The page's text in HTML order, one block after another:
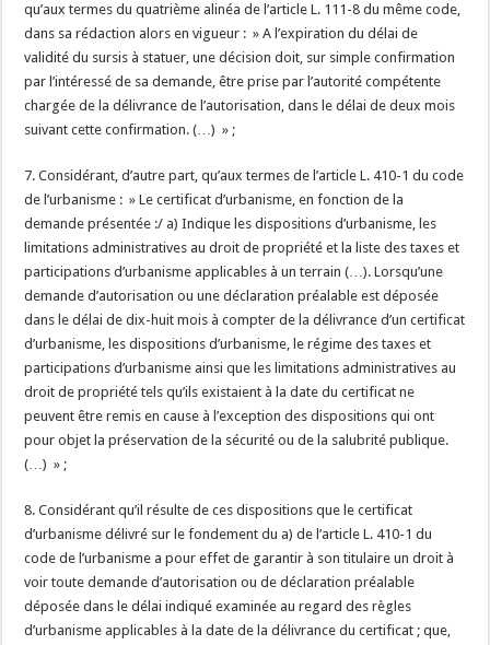
qu’aux termes du quatrième alinéa de l’article L. 111-8 du même code,
dans sa rédaction alors en vigueur : » A l’expiration du délai de
validité du sursis à statuer, une décision doit, sur simple confirmation
par l’intéressé de sa demande, être prise par l’autorité compétente
chargée de la délivrance de l’autorisation, dans le délai de deux mois
suivant cette confirmation. (…) » ;
7. Considérant, d’autre part, qu’aux termes de l’article L. 410-1 du code
de l’urbanisme : » Le certificat d’urbanisme, en fonction de la
demande présentée :/ a) Indique les dispositions d’urbanisme, les
limitations administratives au droit de propriété et la liste des taxes et
participations d’urbanisme applicables à un terrain (…). Lorsqu’une
demande d’autorisation ou une déclaration préalable est déposée
dans le délai de dix-huit mois à compter de la délivrance d’un certificat
d’urbanisme, les dispositions d’urbanisme, le régime des taxes et
participations d’urbanisme ainsi que les limitations administratives au
droit de propriété tels qu’ils existaient à la date du certificat ne
peuvent être remis en cause à l’exception des dispositions qui ont
pour objet la préservation de la sécurité ou de la salubrité publique.
(…) » ;
8. Considérant qu’il résulte de ces dispositions que le certificat
d’urbanisme délivré sur le fondement du a) de l’article L. 410-1 du
code de l’urbanisme a pour effet de garantir à son titulaire un droit à
voir toute demande d’autorisation ou de déclaration préalable
déposée dans le délai indiqué examinée au regard des règles
d’urbanisme applicables à la date de la délivrance du certificat ; que,